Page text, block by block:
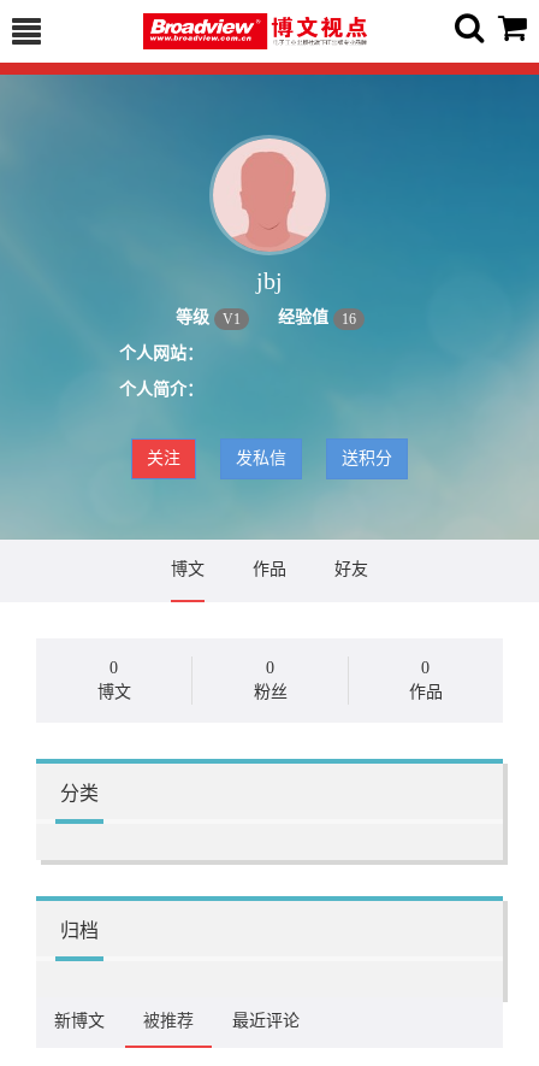
jbj
等级 V1 经验值 16
个人网站：
个人简介：
关注 发私信 送积分
博文 作品 好友
0
博文
0
粉丝
0
作品
分类
归档
新博文 被推荐 最近评论